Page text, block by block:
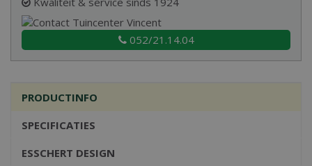
052/21.14.04
PRODUCTINFO
SPECIFICATIES
ESSCHERT DESIGN